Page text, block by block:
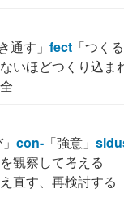
通す」 fect 「つくる
いほどつくり込ま
con- 「強意」
観察して考える
直す、再検討する